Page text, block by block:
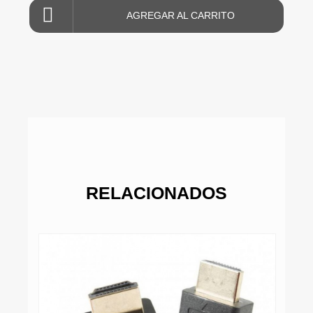
AGREGAR AL CARRITO
RELACIONADOS